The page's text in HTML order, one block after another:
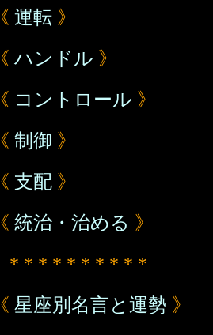
《 運転 》
《 ハンドル 》
《 コントロール 》
《 制御 》
《 支配 》
《 統治・治める 》
* * * * * * * * * *
《 星座別名言と運勢 》